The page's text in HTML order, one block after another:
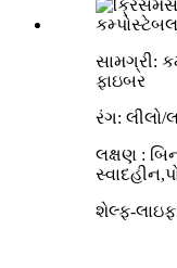
સામગ્રી:
ફાઇબર
રંગ: લીલો/
લક્ષણ :
સ્વાદહીન
શેલ્ફ-